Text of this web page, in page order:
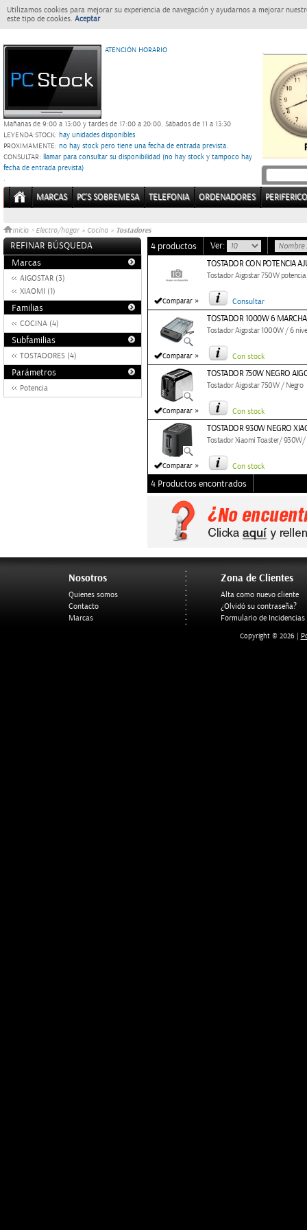
Utilizamos cookies para mejorar su experiencia de navegación y ayudarnos a mejorar
este tipo de cookies. Aceptar
ATENCIÓN HORARIO
Mañanas de 9:00 a 13:00 y tardes de 17:00 a 20:00. Sábados de 11 a 13:30
LEYENDA:STOCK: hay unidades disponibles
PROXIMAMENTE: no hay stock pero tiene una fecha de entrada prevista.
CONSULTAR: llamar para consultar su disponibilidad (no hay stock y tampoco hay
fecha de entrada prevista)
.
MARCAS PC'S SOBREMESA TELEFONIA ORDENADORES
Inicio > Electro/hogar » Cocina » Tostadores
REFINAR BÚSQUEDA
Marcas
AIGOSTAR (3)
XIAOMI (1)
Familias
COCINA (4)
Subfamilias
TOSTADORES (4)
Parámetros
Potencia
4 productos Ver:
Comparar »
TOSTADOR CON POTENCIA
Tostador Aigostar 750W
Consultar
Comparar »
TOSTADOR 1000W 6
Tostador Aigostar 1000W / 6
Con stock
Comparar »
TOSTADOR 750W NEGRO
Tostador Aigostar 750W / Negro
Con stock
Comparar »
TOSTADOR 930W NEGRO
Tostador Xiaomi Toaster/ 930W/
Con stock
4 Productos encontrados
Nosotros
Quienes somos
Contacto
Marcas
Zona de Clientes
Alta como nuevo cliente
¿Olvidó su contraseña?
Formulario de Incidencias
Copyright © 2026 |